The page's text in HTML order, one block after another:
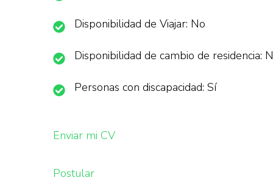
Disponibilidad de Viajar: No
Disponibilidad de cambio de residencia:
Personas con discapacidad: Sí
Enviar mi CV
Postular